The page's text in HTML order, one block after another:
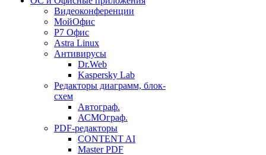
Видеоконференции
МойОфис
P7 Офис
Astra Linux
Антивирусы
Dr.Web
Kaspersky Lab
Редакторы диаграмм, блок-
схем
Автограф.
АСМОграф.
PDF-редакторы
CONTENT AI
Master PDF